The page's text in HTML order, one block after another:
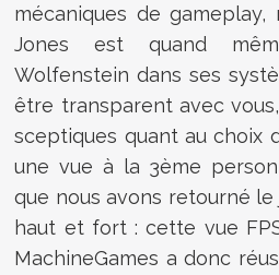
mécaniques de
Jones est quand
Wolfenstein dans ses
être transparent avec
sceptiques quant au choix
une vue à la 3ème
que nous avons retourné
haut et fort : cette vue
MachineGames a donc